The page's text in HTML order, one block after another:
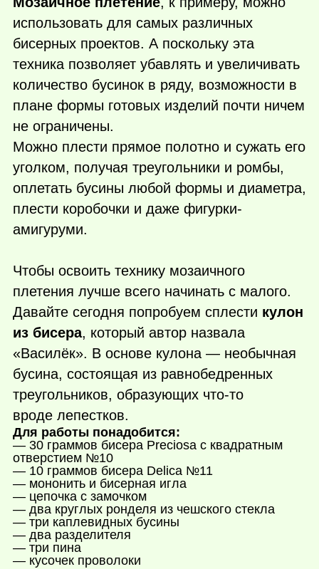
использовать для самых различных
бисерных проектов. А поскольку эта
техника позволяет убавлять и увеличивать
количество бусинок в ряду, возможности в
плане формы готовых изделий почти ничем
не ограничены.
Можно плести прямое полотно и сужать его
уголком, получая треугольники и ромбы,
оплетать бусины любой формы и диаметра,
плести коробочки и даже фигурки-
амигуруми.
Чтобы освоить технику мозаичного
плетения лучше всего начинать с малого.
Давайте сегодня попробуем сплести кулон
из бисера, который автор назвала
«Василёк». В основе кулона — необычная
бусина, состоящая из равнобедренных
треугольников, образующих что-то
вроде лепестков.
Для работы понадобится:
— 30 граммов бисера Preciosa с квадратным
отверстием №10
— 10 граммов бисера Delica №11
— мононить и бисерная игла
— цепочка с замочком
— два круглых ронделя из чешского стекла
— три каплевидных бусины
— два разделителя
— три пина
— кусочек проволоки